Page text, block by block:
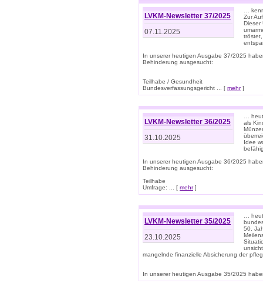
LVKM-Newsletter 37/2025
07.11.2025
…
Zur
Dieser
In unserer heutigen Ausgabe 37/2025
Behinderung ausgesucht:
Teilhabe / Gesundheit
Bundesverfassungsgericht ... [ mehr]
LVKM-Newsletter 36/2025
31.10.2025
…
als
Idee
In unserer heutigen Ausgabe 36/2025
Behinderung ausgesucht:
Teilhabe
Umfrage: ... [ mehr]
LVKM-Newsletter 35/2025
23.10.2025
…
50.
mangelnde finanzielle Absicherung der
In unserer heutigen Ausgabe 35/2025